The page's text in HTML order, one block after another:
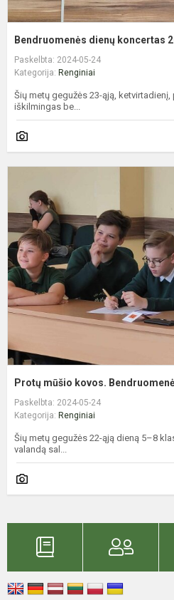
Bendruomenės dienų koncertas
Paskelbta: 2024-05-24
Kategorija: Renginiai
Šių metų gegužės 23-ąją,
iškilmingas be...
Protų mūšio kovos.
Paskelbta: 2024-05-24
Kategorija: Renginiai
Šių metų gegužės 22-ąją dieną 5–8
valandą sal...